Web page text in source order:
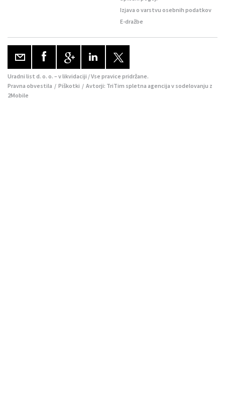
Izjava o varstvu osebnih podatkov
E-dražbe
Uradni list d. o. o. – v likvidaciji / Vse pravice pridržane.
Pravna obvestila / Piškotki / Avtorji: TriTim spletna agencija v sodelovanju z
2Mobile